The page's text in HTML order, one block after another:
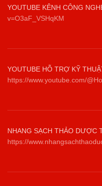
YOUTUBE KÊNH CÔNG
v=O3aF_VSHqKM
YOUTUBE HỖ TRỢ KỸ
https://www.youtube.com/
NHANG SẠCH THẢO DƯỢC
https://